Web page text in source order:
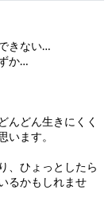
きない…
か…
んどん生きにくく
います。
、ひょっとしたら
るかもしれませ